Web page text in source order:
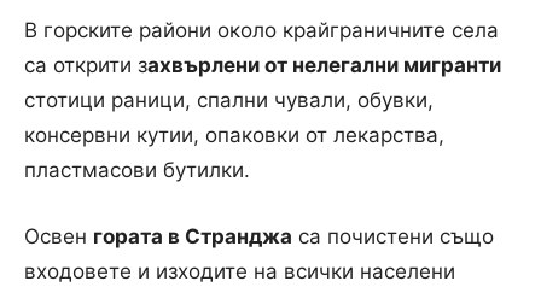
В горските райони около крайграничните села
са открити захвърлени от нелегални мигранти
стотици раници, спални чували, обувки,
консервни кутии, опаковки от лекарства,
пластмасови бутилки.
Освен гората в Странджа са почистени също
входовете и изходите на всички населени